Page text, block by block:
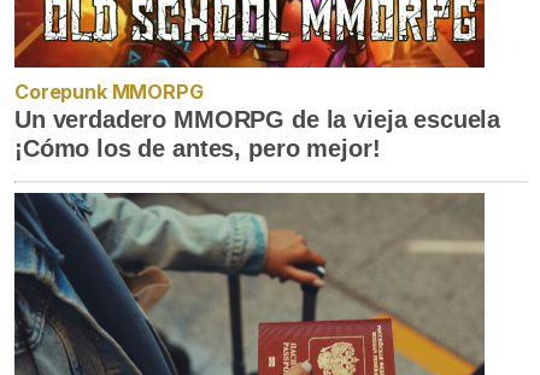
Corepunk MMORPG
Un verdadero MMORPG de la vieja escuela
¡Cómo los de antes, pero mejor!